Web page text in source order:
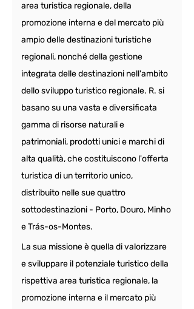
area turistica regionale, della
promozione interna e del mercato più
ampio delle destinazioni turistiche
regionali, nonché della gestione
integrata delle destinazioni nell'ambito
dello sviluppo turistico regionale. R. si
basano su una vasta e diversificata
gamma di risorse naturali e
patrimoniali, prodotti unici e marchi di
alta qualità, che costituiscono l'offerta
turistica di un territorio unico,
distribuito nelle sue quattro
sottodestinazioni - Porto, Douro, Minho
e Trás-os-Montes.
La sua missione è quella di valorizzare
e sviluppare il potenziale turistico della
rispettiva area turistica regionale, la
promozione interna e il mercato più